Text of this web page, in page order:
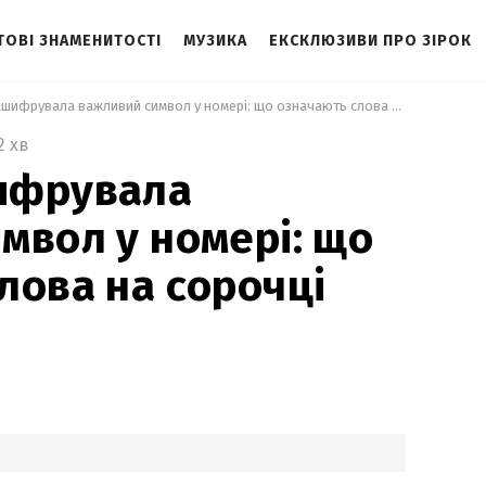
ЗНАМЕНИТОСТІ МУЗИКА ЕКСКЛЮЗИВИ ПРО ЗІРОК
LELÉKA зашифрувала важливий символ у номері: що означають слова на сорочці бандуриста
хв
у номері: що
на сорочці